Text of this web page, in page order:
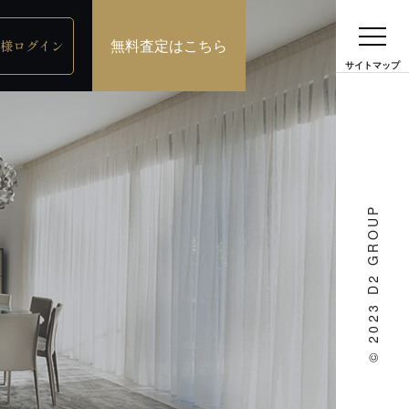
ログイン 無料査定はこちら
© 2023 D2 GROUP